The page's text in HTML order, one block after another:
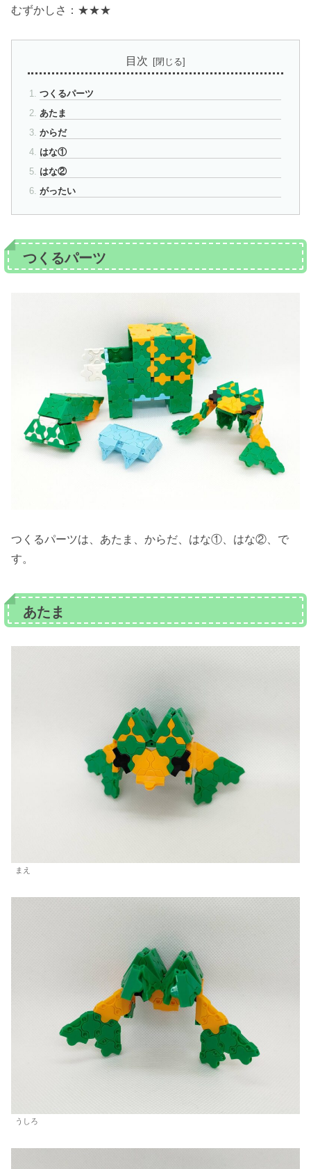
むずかしさ：★★★
目次
つくるパーツ
あたま
からだ
はな①
はな②
がったい
つくるパーツ
つくるパーツは、あたま、からだ、はな①、はな②、で
す。
あたま
まえ
うしろ